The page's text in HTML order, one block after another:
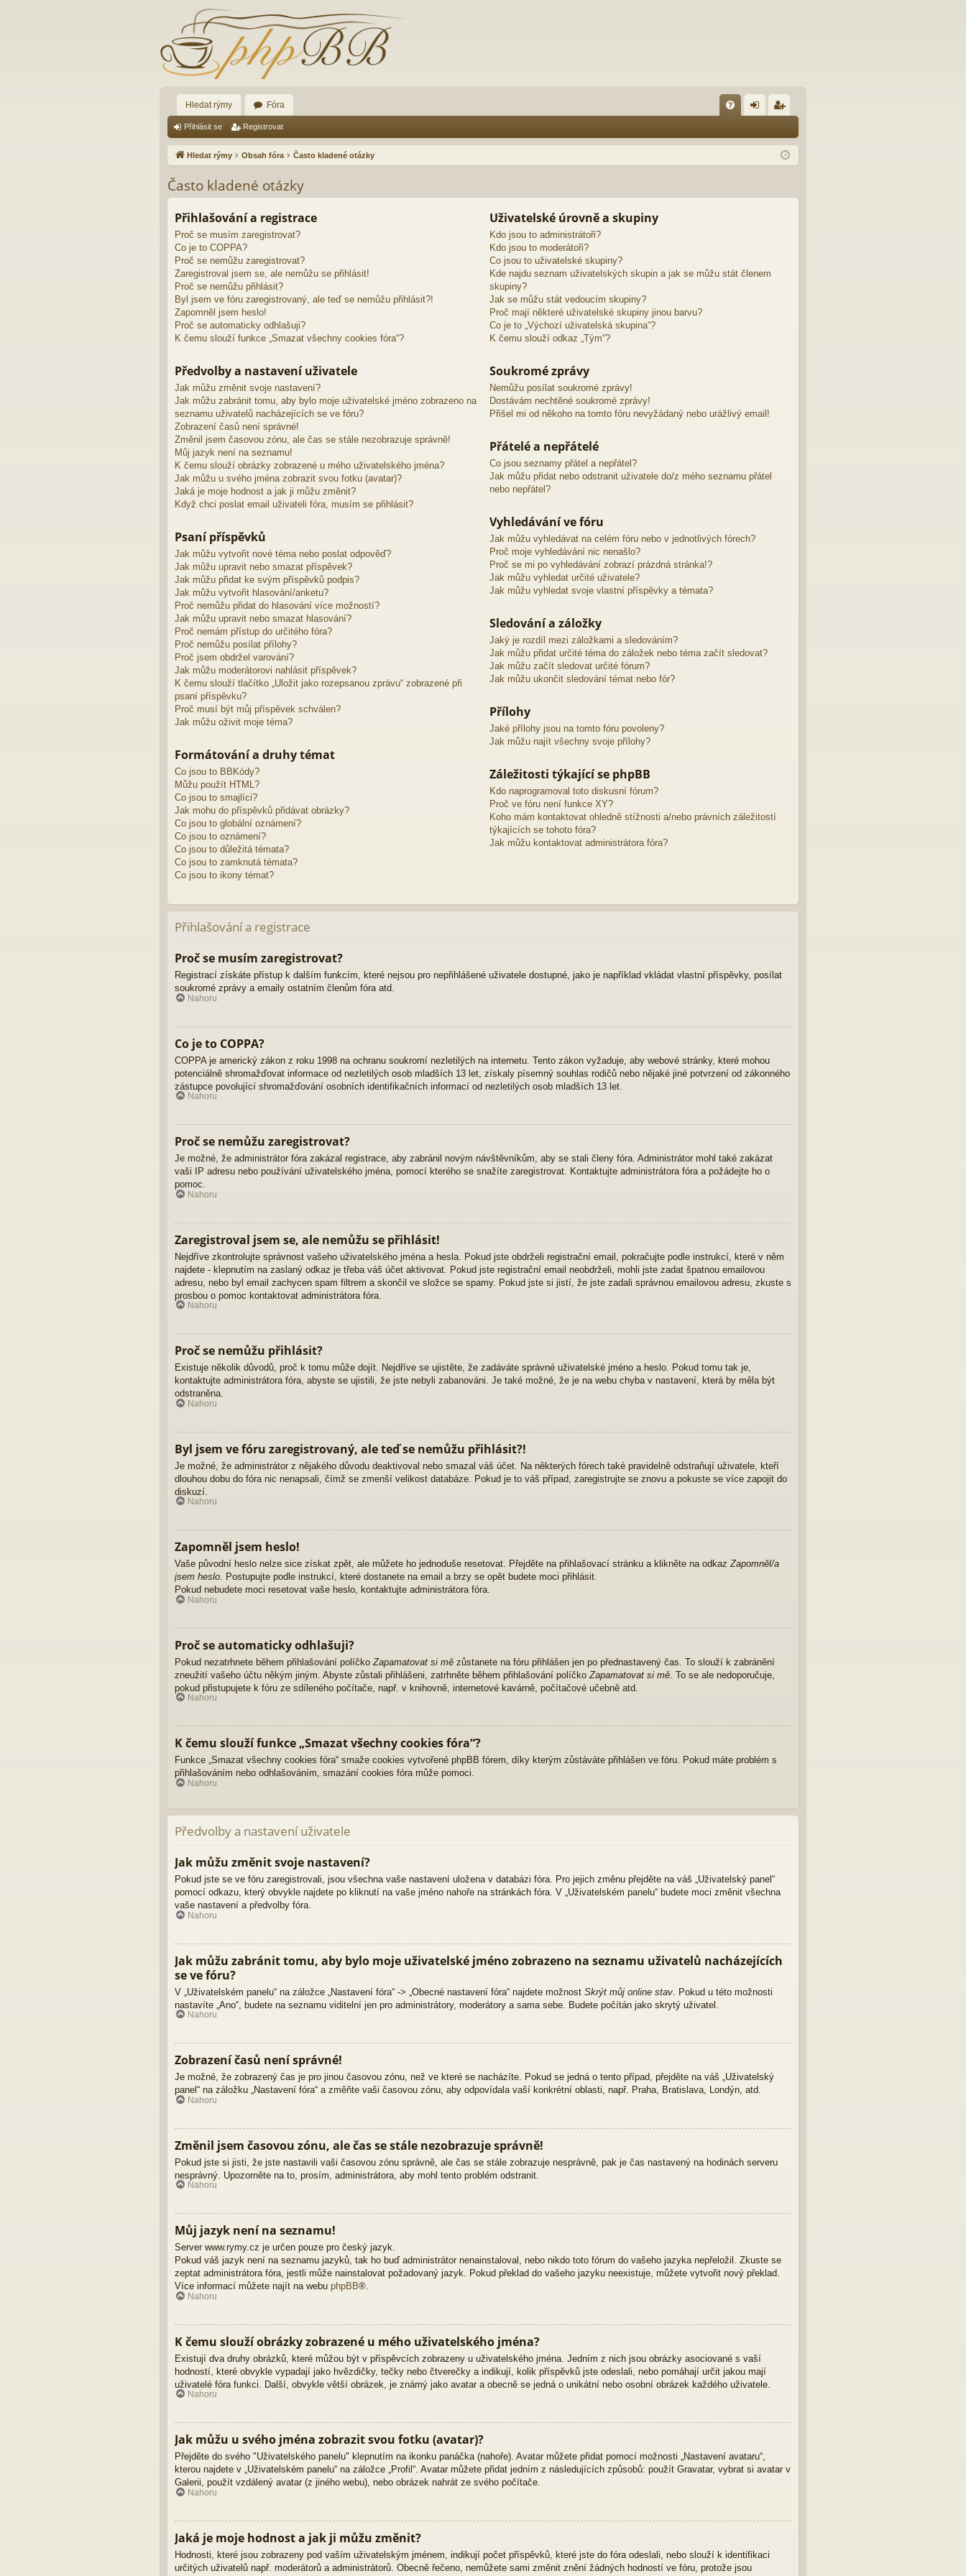
Hledat rýmy Fóra
Q lá ist
Přihlásit se Registrovat
Hledat rýmy Obsah fóra Často kladené otázky
Často kladené otázky
Přihlašování a registrace
Proč se musím zaregistrovat?
Co je to COPPA?
Proč se nemůžu zaregistrovat?
Zaregistroval jsem se, ale nemůžu se přihlásit!
Proč se nemůžu přihlásit?
Byl jsem ve fóru zaregistrovaný, ale teď se nemůžu přihlásit?!
Zapomněl jsem heslo!
Proč se automaticky odhlašuji?
K čemu slouží funkce „Smazat všechny cookies fóra“?
Předvolby a nastavení uživatele
Jak můžu změnit svoje nastavení?
Jak můžu zabránit tomu, aby bylo moje uživatelské jméno zobrazeno na
seznamu uživatelů nacházejících se ve fóru?
Zobrazení časů není správné!
Změnil jsem časovou zónu, ale čas se stále nezobrazuje správně!
Můj jazyk není na seznamu!
K čemu slouží obrázky zobrazené u mého uživatelského jména?
Jak můžu u svého jména zobrazit svou fotku (avatar)?
Jaká je moje hodnost a jak ji můžu změnit?
Když chci poslat email uživateli fóra, musím se přihlásit?
Psaní příspěvků
Jak můžu vytvořit nové téma nebo poslat odpověď?
Jak můžu upravit nebo smazat příspěvek?
Jak můžu přidat ke svým příspěvků podpis?
Jak můžu vytvořit hlasování/anketu?
Proč nemůžu přidat do hlasování více možností?
Jak můžu upravit nebo smazat hlasování?
Proč nemám přístup do určitého fóra?
Proč nemůžu posílat přílohy?
Proč jsem obdržel varování?
Jak můžu moderátorovi nahlásit příspěvek?
K čemu slouží tlačítko „Uložit jako rozepsanou zprávu“ zobrazené při
psaní příspěvku?
Proč musí být můj příspěvek schválen?
Jak můžu oživit moje téma?
Formátování a druhy témat
Co jsou to BBKódy?
Můžu použít HTML?
Co jsou to smajlíci?
Jak mohu do příspěvků přidávat obrázky?
Co jsou to globální oznámení?
Co jsou to oznámení?
Co jsou to důležitá témata?
Co jsou to zamknutá témata?
Co jsou to ikony témat?
Uživatelské úrovně a skupiny
Kdo jsou to administrátoři?
Kdo jsou to moderátoři?
Co jsou to uživatelské skupiny?
Kde najdu seznam uživatelských skupin a jak se můžu stát členem
skupiny?
Jak se můžu stát vedoucím skupiny?
Proč mají některé uživatelské skupiny jinou barvu?
Co je to „Výchozí uživatelská skupina“?
K čemu slouží odkaz „Tým“?
Soukromé zprávy
Nemůžu posílat soukromé zprávy!
Dostávám nechtěné soukromé zprávy!
Přišel mi od někoho na tomto fóru nevyžádaný nebo urážlivý email!
Přátelé a nepřátelé
Co jsou seznamy přátel a nepřátel?
Jak můžu přidat nebo odstranit uživatele do/z mého seznamu přátel
nebo nepřátel?
Vyhledávání ve fóru
Jak můžu vyhledávat na celém fóru nebo v jednotlivých fórech?
Proč moje vyhledávání nic nenašlo?
Proč se mi po vyhledávání zobrazí prázdná stránka!?
Jak můžu vyhledat určité uživatele?
Jak můžu vyhledat svoje vlastní příspěvky a témata?
Sledování a záložky
Jaký je rozdíl mezi záložkami a sledováním?
Jak můžu přidat určité téma do záložek nebo téma začít sledovat?
Jak můžu začít sledovat určité fórum?
Jak můžu ukončit sledování témat nebo fór?
Přílohy
Jaké přílohy jsou na tomto fóru povoleny?
Jak můžu najít všechny svoje přílohy?
Záležitosti týkající se phpBB
Kdo naprogramoval toto diskusní fórum?
Proč ve fóru není funkce XY?
Koho mám kontaktovat ohledně stížnosti a/nebo právních záležitostí
týkajících se tohoto fóra?
Jak můžu kontaktovat administrátora fóra?
Přihlašování a registrace
Proč se musím zaregistrovat?
Registrací získáte přístup k dalším funkcím, které nejsou pro nepřihlášené uživatele dostupné, jako je například vkládat vlastní příspěvky, posílat
soukromé zprávy a emaily ostatním členům fóra atd.
Nahoru
Co je to COPPA?
COPPA je americký zákon z roku 1998 na ochranu soukromí nezletilých na internetu. Tento zákon vyžaduje, aby webové stránky, které mohou
potenciálně shromažďovat informace od nezletilých osob mladších 13 let, získaly písemný souhlas rodičů nebo nějaké jiné potvrzení od zákonného
zástupce povolující shromažďování osobních identifikačních informací od nezletilých osob mladších 13 let.
Nahoru
Proč se nemůžu zaregistrovat?
Je možné, že administrátor fóra zakázal registrace, aby zabránil novým návštěvníkům, aby se stali členy fóra. Administrátor mohl také zakázat
vaši IP adresu nebo používání uživatelského jména, pomocí kterého se snažíte zaregistrovat. Kontaktujte administrátora fóra a požádejte ho o
pomoc.
Nahoru
Zaregistroval jsem se, ale nemůžu se přihlásit!
Nejdříve zkontrolujte správnost vašeho uživatelského jména a hesla. Pokud jste obdrželi registrační email, pokračujte podle instrukcí, které v něm
najdete - klepnutím na zaslaný odkaz je třeba váš účet aktivovat. Pokud jste registrační email neobdrželi, mohli jste zadat špatnou emailovou
adresu, nebo byl email zachycen spam filtrem a skončil ve složce se spamy. Pokud jste si jistí, že jste zadali správnou emailovou adresu, zkuste s
prosbou o pomoc kontaktovat administrátora fóra.
Nahoru
Proč se nemůžu přihlásit?
Existuje několik důvodů, proč k tomu může dojít. Nejdříve se ujistěte, že zadáváte správné uživatelské jméno a heslo. Pokud tomu tak je,
kontaktujte administrátora fóra, abyste se ujistili, že jste nebyli zabanováni. Je také možné, že je na webu chyba v nastavení, která by měla být
odstraněna.
Nahoru
Byl jsem ve fóru zaregistrovaný, ale teď se nemůžu přihlásit?!
Je možné, že administrátor z nějakého důvodu deaktivoval nebo smazal váš účet. Na některých fórech také pravidelně odstraňují uživatele, kteří
dlouhou dobu do fóra nic nenapsali, čímž se zmenší velikost databáze. Pokud je to váš případ, zaregistrujte se znovu a pokuste se více zapojit do
diskuzí.
Nahoru
Zapomněl jsem heslo!
Vaše původní heslo nelze sice získat zpět, ale můžete ho jednoduše resetovat. Přejděte na přihlašovací stránku a klikněte na odkazZapomněl/a
jsem heslo. Postupujte podle instrukcí, které dostanete na email a brzy se opět budete moci přihlásit.
Pokud nebudete moci resetovat vaše heslo, kontaktujte administrátora fóra.
Nahoru
Proč se automaticky odhlašuji?
Pokud nezatrhnete během přihlašování políčko Zapamatovat si mě zůstanete na fóru přihlášen jen po přednastavený čas. To slouží k zabránění
zneužití vašeho účtu někým jiným. Abyste zůstali přihlášeni, zatrhněte během přihlašování políčko Zapamatovat si mě . To se ale nedoporučuje,
pokud přistupujete k fóru ze sdíleného počítače, např. v knihovně, internetové kavárně, počítačové učebně atd.
Nahoru
K čemu slouží funkce „Smazat všechny cookies fóra“?
Funkce „Smazat všechny cookies fóra“ smaže cookies vytvořené phpBB fórem, díky kterým zůstáváte přihlášen ve fóru. Pokud máte problém s
přihlašováním nebo odhlašováním, smazání cookies fóra může pomoci.
Nahoru
Předvolby a nastavení uživatele
Jak můžu změnit svoje nastavení?
Pokud jste se ve fóru zaregistrovali, jsou všechna vaše nastavení uložena v databázi fóra. Pro jejich změnu přejděte na váš „Uživatelský panel“
pomocí odkazu, který obvykle najdete po kliknutí na vaše jméno nahoře na stránkách fóra. V „Uživatelském panelu“ budete moci změnit všechna
vaše nastavení a předvolby fóra.
Nahoru
Jak můžu zabránit tomu, aby bylo moje uživatelské jméno zobrazeno na seznamu uživatelů nacházejících
se ve fóru?
V „Uživatelském panelu“ na záložce „Nastavení fóra“ -> „Obecné nastavení fóra“ najdete možnost Skrýt můj online stav . Pokud u této možnosti
nastavíte „Ano“, budete na seznamu viditelní jen pro administrátory, moderátory a sama sebe. Budete počítán jako skrytý uživatel.
Nahoru
Zobrazení časů není správné!
Je možné, že zobrazený čas je pro jinou časovou zónu, než ve které se nacházíte. Pokud se jedná o tento případ, přejděte na váš „Uživatelský
panel“ na záložku „Nastavení fóra“ a změňte vaši časovou zónu, aby odpovídala vaší konkrétní oblasti, např. Praha, Bratislava, Londýn, atd.
Nahoru
Změnil jsem časovou zónu, ale čas se stále nezobrazuje správně!
Pokud jste si jisti, že jste nastavili vaši časovou zónu správně, ale čas se stále zobrazuje nesprávně, pak je čas nastavený na hodinách serveru
nesprávný. Upozorněte na to, prosím, administrátora, aby mohl tento problém odstranit.
Nahoru
Můj jazyk není na seznamu!
Server www.rymy.cz je určen pouze pro český jazyk.
Pokud váš jazyk není na seznamu jazyků, tak ho buď administrátor nenainstaloval, nebo nikdo toto fórum do vašeho jazyka nepřeložil. Zkuste se
zeptat administrátora fóra, jestli může nainstalovat požadovaný jazyk. Pokud překlad do vašeho jazyku neexistuje, můžete vytvořit nový překlad.
Více informací můžete najít na webu phpBB®.
Nahoru
K čemu slouží obrázky zobrazené u mého uživatelského jména?
Existují dva druhy obrázků, které můžou být v příspěvcích zobrazeny u uživatelského jména. Jedním z nich jsou obrázky asociované s vaší
hodností, které obvykle vypadají jako hvězdičky, tečky nebo čtverečky a indikují, kolik příspěvků jste odeslali, nebo pomáhají určit jakou mají
uživatelé fóra funkci. Další, obvykle větší obrázek, je známý jako avatar a obecně se jedná o unikátní nebo osobní obrázek každého uživatele.
Nahoru
Jak můžu u svého jména zobrazit svou fotku (avatar)?
Přejděte do svého "Uživatelského panelu" klepnutím na ikonku panáčka (nahoře). Avatar můžete přidat pomocí možnosti „Nastavení avataru“,
kterou najdete v „Uživatelském panelu“ na záložce „Profil“. Avatar můžete přidat jedním z následujících způsobů: použít Gravatar, vybrat si avatar v
Galerii, použít vzdálený avatar (z jiného webu), nebo obrázek nahrát ze svého počítače.
Nahoru
Jaká je moje hodnost a jak ji můžu změnit?
Hodnosti, které jsou zobrazeny pod vaším uživatelským jménem, indikují počet příspěvků, které jste do fóra odeslali, nebo slouží k identifikaci
určitých uživatelů např. moderátorů a administrátorů. Obecně řečeno, nemůžete sami změnit znění žádných hodností ve fóru, protože jsou